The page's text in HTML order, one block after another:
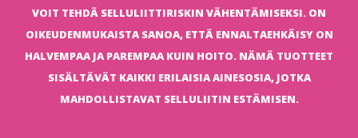
VOIT TEHDÄ SELLULIITTIRISKIN VÄHENTÄMISEKSI. ON
OIKEUDENMUKAISTA SANOA, ETTÄ ENNALTAEHKÄISY ON
HALVEMPAA JA PAREMPAA KUIN HOITO. NÄMÄ TUOTTEET
SISÄLTÄVÄT KAIKKI ERILAISIA AINESOSIA, JOTKA
MAHDOLLISTAVAT SELLULIITIN ESTÄMISEN.